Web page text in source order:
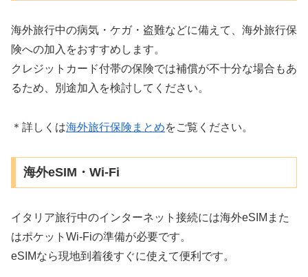
海外旅行中の病気・ケガ・盗難などに備えて、海外旅行保
険への加入をおすすめします。
クレジットカード付帯の保険では補償が不十分な場合もあ
るため、別途加入を検討してください。
＊詳しくは海外旅行保険まとめをご覧ください。
海外eSIM・Wi-Fi
イタリア旅行中のインターネット接続には海外eSIMまた
はポケットWi-Fiの準備が必要です。
eSIMなら現地到着後すぐに使えて便利です。